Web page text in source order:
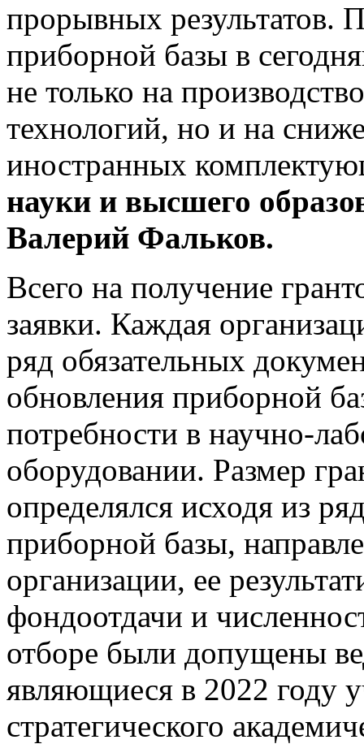
прорывных результатов.
приборной базы в
не только на
технологий, но и на
иностранных
науки и высшего
Валерий Фальков.
Всего на получение
заявки. Каждая
ряд обязательных
обновления приборной
потребности в научно-
оборудовании. Размер
определялся исходя из
приборной базы,
организации, ее
фондоотдачи и
отборе были допущены
являющиеся в 2022 году
стратегического